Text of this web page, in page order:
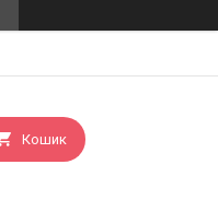
Кошик